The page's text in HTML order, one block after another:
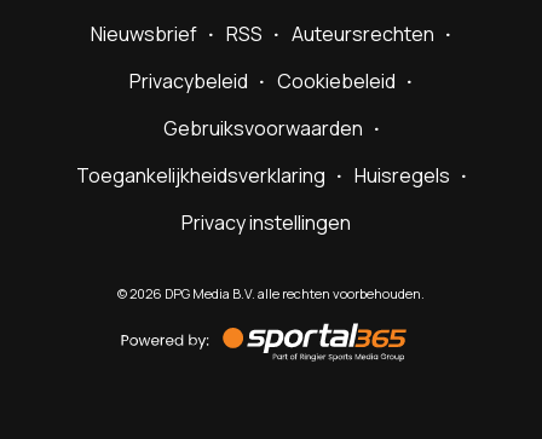
Nieuwsbrief RSS
Auteursrechten
Privacybeleid
Cookiebeleid
Gebruiksvoorwaarden
Toegankelijkheidsverklaring
Huisregels
Privacy instellingen
©2026 DPG Media B.V. alle rechten voorbehouden.
by
Sportal365